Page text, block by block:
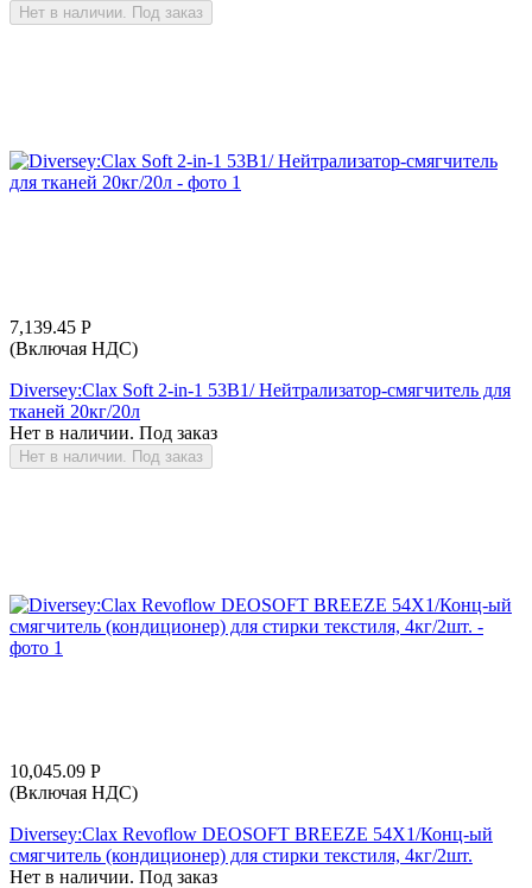
Нет в наличии. Под заказ
7,139.45 Р
(Включая НДС)
Diversey:Clax Soft 2-in-1 53B1/ Нейтрализатор-смягчитель для
тканей 20кг/20л
Нет в наличии. Под заказ
Нет в наличии. Под заказ
10,045.09 Р
(Включая НДС)
Diversey:Clax Revoflow DEOSOFT BREEZE 54X1/Конц-ый
смягчитель (кондиционер) для стирки текстиля, 4кг/2шт.
Нет в наличии. Под заказ